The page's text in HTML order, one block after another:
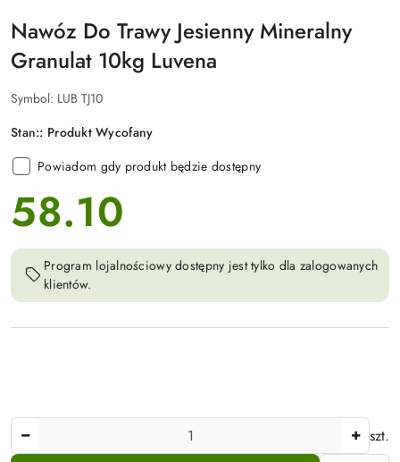
Nawóz Do Trawy Jesienny Mineralny
Granulat 10kg Luvena
Symbol: LUB TJ10
Stan:: Produkt Wycofany
Powiadom gdy produkt będzie dostępny
cena:
58.10
Program lojalnościowy dostępny jest tylko dla zalogowanych
klientów.
szt.